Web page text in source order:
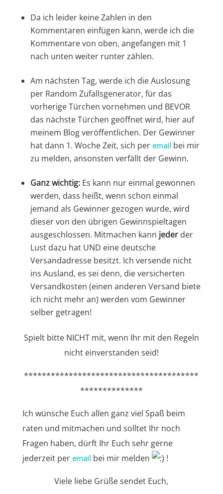
Da ich leider keine Zahlen in den
Kommentaren einfügen kann, werde ich die
Kommentare von oben, angefangen mit 1
nach unten weiter runter zählen.
Am nächsten Tag, werde ich die Auslosung
per Random Zufallsgenerator, für das
vorherige Türchen vornehmen und BEVOR
das nächste Türchen geöffnet wird, hier auf
meinem Blog veröffentlichen. Der Gewinner
hat dann 1. Woche Zeit, sich peremailbei mir
zu melden, ansonsten verfällt der Gewinn.
Ganz wichtig:Es kann nur einmal gewonnen
werden, dass heißt, wenn schon einmal
jemand als Gewinner gezogen wurde, wird
dieser von den übrigen Gewinnspieltagen
ausgeschlossen. Mitmachen kann jederder
Lust dazu hat UND eine deutsche
Versandadresse besitzt. Ich versende nicht
ins Ausland, es sei denn, die versicherten
Versandkosten (einen anderen Versand biete
ich nicht mehr an) werden vom Gewinner
selber getragen!
Spielt bitte NICHT mit, wenn Ihr mit den Regeln
nicht einverstanden seid!
***************************************
**************
Ich wünsche Euch allen ganz viel Spaß beim
raten und mitmachen und solltet Ihr noch
Fragen haben, dürft Ihr Euch sehr gerne
jederzeit per email bei mir melden !
Viele liebe Grüße sendet Euch,